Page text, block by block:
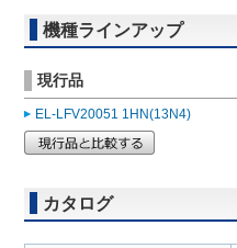
機種ラインアップ
現行品
EL-LFV20051 1HN(13N4)
カタログ